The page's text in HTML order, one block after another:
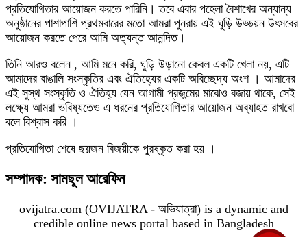
প্রতিযোগিতার আয়োজন করতে পারিনি। তবে এবার পহেলা বৈশাখের অন্যান্য
অনুষ্ঠানের পাশাপাশি প্রথমবারের মতো আমরা পুনরায় এই ঘুড়ি উড্ডয়ন উৎসবের
আয়োজন করতে পেরে আমি অত্যন্ত আনন্দিত।
তিনি আরও বলেন , ‎আমি মনে করি, ঘুড়ি উড়ানো কেবল একটি খেলা নয়, এটি
আমাদের বাঙালি সংস্কৃতির এবং ঐতিহ্যের একটি অবিচ্ছেদ্য অংশ । আমাদের
এই সুস্থ সংস্কৃতি ও ঐতিহ্য যেন আগামী প্রজন্মের মাঝেও বজায় থাকে, সেই
লক্ষ্যে আমরা ভবিষ্যতেও এ ধরনের প্রতিযোগিতার আয়োজন অব্যাহত রাখবো
বলে বিশ্বাস করি ।
প্রতিযোগিতা শেষে ছয়জন বিজয়ীকে পুরষ্কৃত করা হয় ।
সম্পাদক: সামছুল আরেফিন
ovijatra.com (OVIJATRA - অভিযাত্রা) is a dynamic and
credible online news portal based in Bangladesh